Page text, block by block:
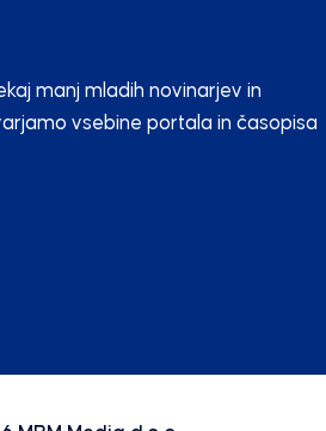
manj mladih novinarjev in
vsebine portala in časopisa